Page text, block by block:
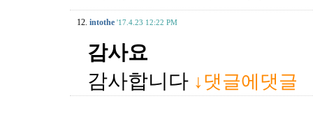
12. intothe '17.4.23 12:22 PM
감사요
감사합니다 ↓댓글에댓글